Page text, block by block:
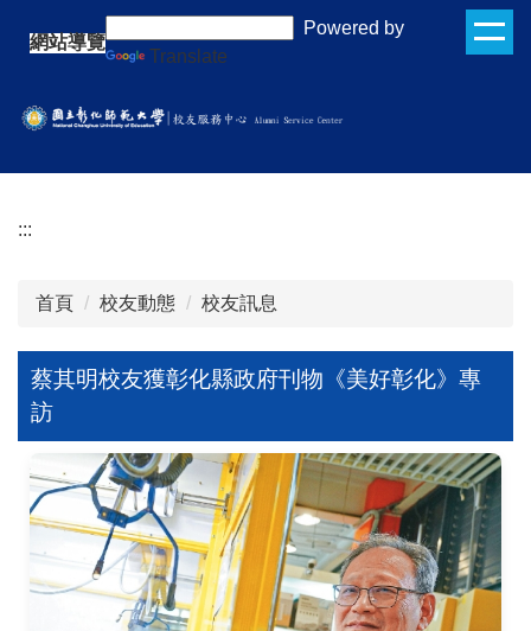
要
內
網站導覽
Powered by
Translate
:::
首頁 校友動態 校友訊息
蔡其明校友獲彰化縣政府刊物《美好彰化》專
訪